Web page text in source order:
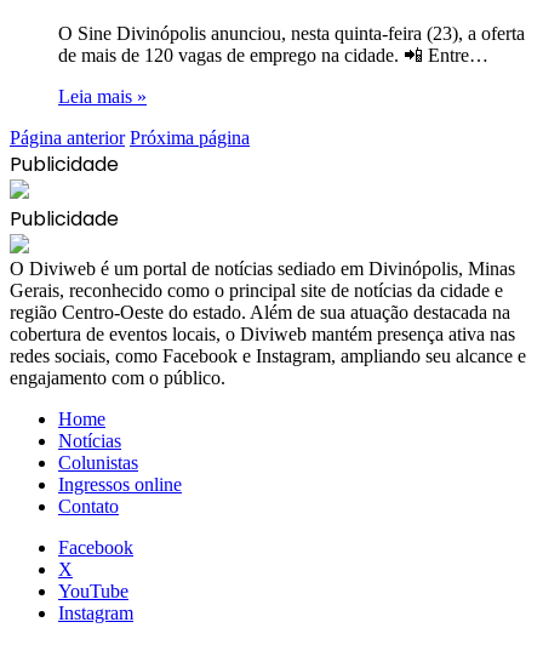
O Sine Divinópolis anunciou, nesta quinta-feira (23), a oferta
de mais de 120 vagas de emprego na cidade. 📲 Entre…
Leia mais »
Página anterior Próxima página
Publicidade
Publicidade
​O Diviweb é um portal de notícias sediado em Divinópolis, Minas
Gerais, reconhecido como o principal site de notícias da cidade e
região Centro-Oeste do estado. Além de sua atuação destacada na
cobertura de eventos locais, o Diviweb mantém presença ativa nas
redes sociais, como Facebook e Instagram, ampliando seu alcance e
engajamento com o público.
Home
Notícias
Colunistas
Ingressos online
Contato
Facebook
X
YouTube
Instagram